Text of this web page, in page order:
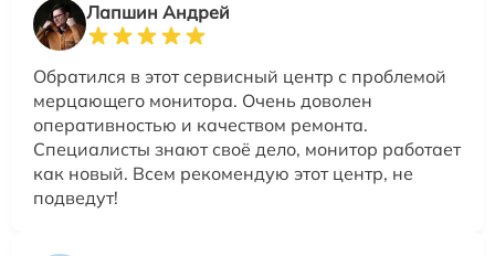
Лапшин Андрей
Обратился в этот сервисный центр с проблемой
мерцающего монитора. Очень доволен
оперативностью и качеством ремонта.
Специалисты знают своё дело, монитор работает
как новый. Всем рекомендую этот центр, не
подведут!